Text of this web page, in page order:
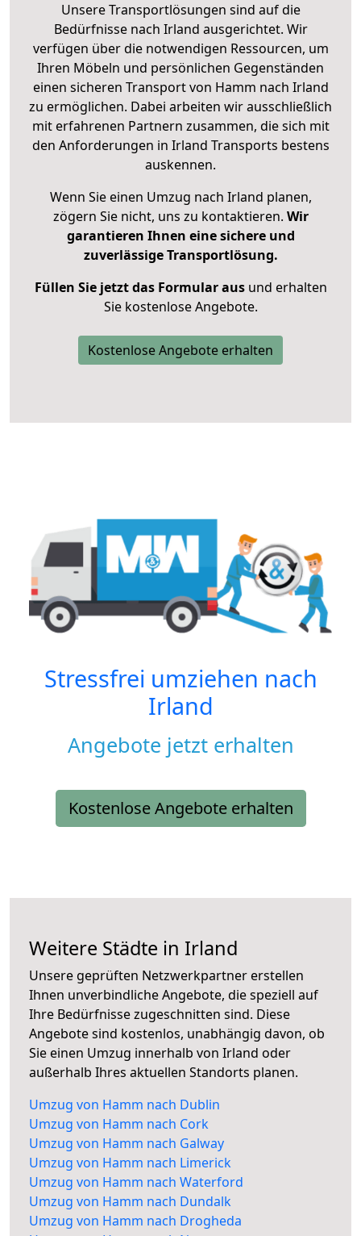
Unsere Transportlösungen sind auf die
Bedürfnisse nach Irland ausgerichtet. Wir
verfügen über die notwendigen Ressourcen, um
Ihren Möbeln und persönlichen Gegenständen
einen sicheren Transport von Hamm nach Irland
zu ermöglichen. Dabei arbeiten wir ausschließlich
mit erfahrenen Partnern zusammen, die sich mit
den Anforderungen in Irland Transports bestens
auskennen.
Wenn Sie einen Umzug nach Irland planen,
zögern Sie nicht, uns zu kontaktieren. Wir
garantieren Ihnen eine sichere und
zuverlässige Transportlösung.
Füllen Sie jetzt das Formular ausund erhalten
Sie kostenlose Angebote.
Kostenlose Angebote erhalten
Stressfrei umziehen nach
Irland
Angebote jetzt erhalten
Kostenlose Angebote erhalten
Weitere Städte in Irland
Unsere geprüften Netzwerkpartner erstellen
Ihnen unverbindliche Angebote, die speziell auf
Ihre Bedürfnisse zugeschnitten sind. Diese
Angebote sind kostenlos, unabhängig davon, ob
Sie einen Umzug innerhalb von Irland oder
außerhalb Ihres aktuellen Standorts planen.
Umzug von Hamm nach Dublin
Umzug von Hamm nach Cork
Umzug von Hamm nach Galway
Umzug von Hamm nach Limerick
Umzug von Hamm nach Waterford
Umzug von Hamm nach Dundalk
Umzug von Hamm nach Drogheda